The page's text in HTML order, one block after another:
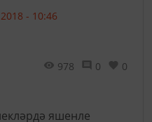
- 10:46
978 0 0